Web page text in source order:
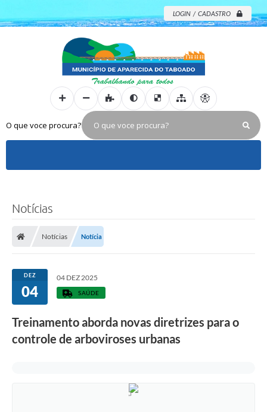
LOGIN / CADASTRO
O que voce procura?
Notícias
Notícias Notícia
DEZ
04
04 DEZ 2025
SAÚDE
Treinamento aborda novas diretrizes para o
controle de arboviroses urbanas